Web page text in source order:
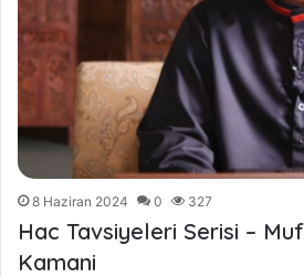
8 Haziran 2024 0 327
Hac Tavsiyeleri Serisi –
Kamani